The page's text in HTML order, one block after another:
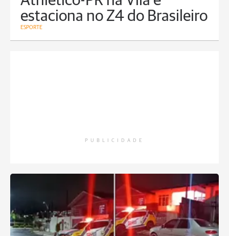
estaciona no Z4 do Brasileiro
ESPORTE
PUBLICIDADE